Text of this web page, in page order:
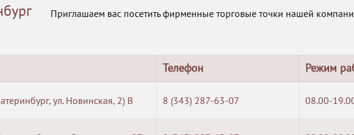
Приглашаем вас посетить фирменные торговые точки нашей
Телефон Режим
ул. Новинская, 2) B 8 (343) 287-63-07 08.00-